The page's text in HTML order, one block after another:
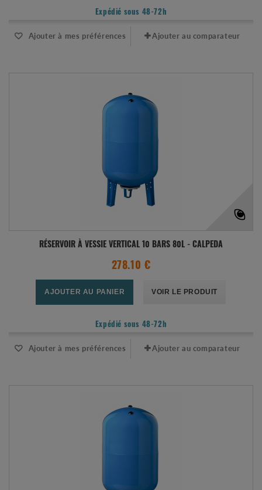
Expédié sous 48-72h
Ajouter à mes préférences Ajouter au comparateur
RÉSERVOIR À VESSIE VERTICAL 10 BARS 80L - CALPEDA
278.10 €
AJOUTER AU PANIER VOIR LE PRODUIT
Expédié sous 48-72h
Ajouter à mes préférences Ajouter au comparateur